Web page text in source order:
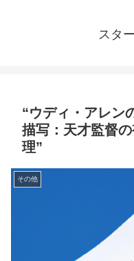
スタ
“ウディ・アレン
描写：天才監督
理”
その他